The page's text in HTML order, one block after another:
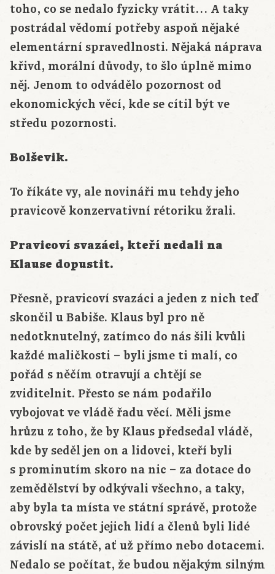
toho, co se nedalo fyzicky vrátit… A taky
postrádal vědomí potřeby aspoň nějaké
elementární spravedlnosti. Nějaká náprava
křivd, morální důvody, to šlo úplně mimo
něj. Jenom to odvádělo pozornost od
ekonomických věcí, kde se cítil být ve
středu pozornosti.
Bolševik.
To říkáte vy, ale novináři mu tehdy jeho
pravicově konzervativní rétoriku žrali.
Pravicoví svazáci, kteří nedali na
Klause dopustit.
Přesně, pravicoví svazáci a jeden z nich teď
skončil u Babiše. Klaus byl pro ně
nedotknutelný, zatímco do nás šili kvůli
každé maličkosti – byli jsme ti malí, co
pořád s něčím otravují a chtějí se
zviditelnit. Přesto se nám podařilo
vybojovat ve vládě řadu věcí. Měli jsme
hrůzu z toho, že by Klaus předsedal vládě,
kde by seděl jen on a lidovci, kteří byli
s prominutím skoro na nic – za dotace do
zemědělství by odkývali všechno, a taky,
aby byla ta místa ve státní správě, protože
obrovský počet jejich lidí a členů byli lidé
závislí na státě, ať už přímo nebo dotacemi.
Nedalo se počítat, že budou nějakým silným